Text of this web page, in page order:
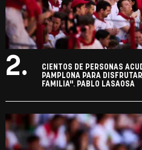
2.
CIENTOS DE PERSONAS
PAMPLONA PARA
FAMILIA". PABLO LASAOSA